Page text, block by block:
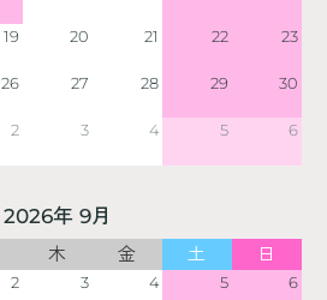
19 20 21 22 23
26 27 28 29 30
2 3 4 5 6
2026年 9月
木 金 土 日
2 3 4 5 6